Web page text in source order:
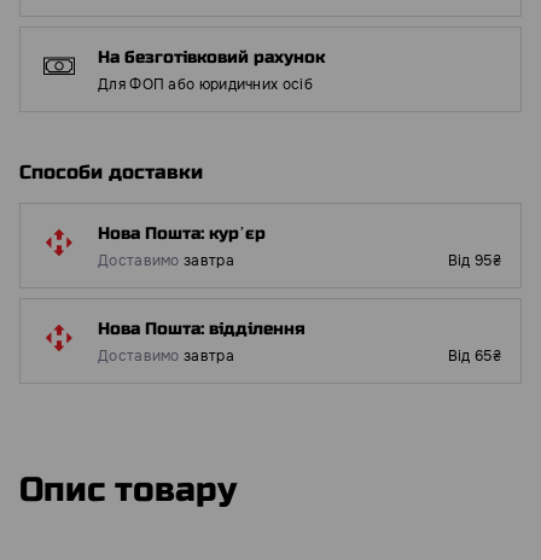
На безготівковий рахунок
Для ФОП або юридичних осіб
Способи доставки
Нова Пошта: курʼєр
Доставимо завтра Від 95₴
Нова Пошта: відділення
Доставимо завтра Від 65₴
Опис товару